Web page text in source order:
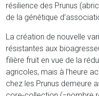
résilience des Prunus
de la génétique
La création de nouvelle
résistantes aux
filière fruit en vue de la
agricoles, mais à l’heure
chez les Prunus demeure